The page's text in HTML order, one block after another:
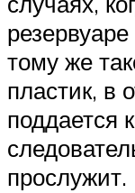
тому же
пластик, в
поддается
прослужит.